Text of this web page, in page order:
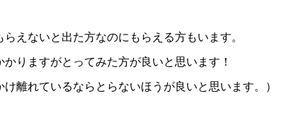
えないと出た方なのにもらえる方もいます。
りますがとってみた方が良いと思います！
け離れているならとらないほうが良いと思います。）